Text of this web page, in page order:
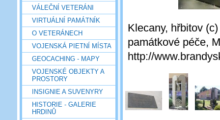
VÁLEČNÍ VETERÁNI
VIRTUÁLNÍ PAMÁTNÍK
O VETERÁNECH
VOJENSKÁ PIETNÍ MÍSTA
GEOCACHING - MAPY
VOJENSKÉ OBJEKTY A
PROSTORY
INSIGNIE A SUVENYRY
HISTORIE - GALERIE
HRDINŮ
Klecany, hřbitov
památkové péče,
http://